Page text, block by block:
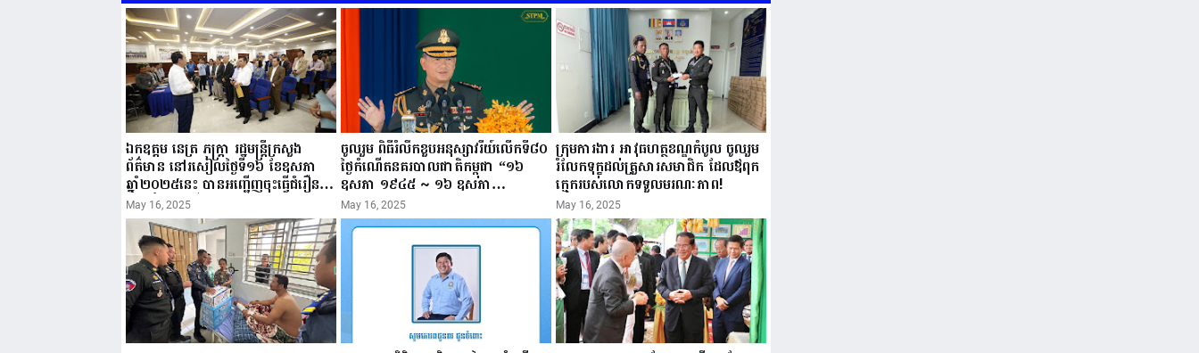
ឯកឧត្តម នេត្រ ភក្ត្រា រដ្ឋមន្ត្រីក្រសួង
ព័ត៌មាន នៅរសៀលថ្ងៃទី១៦ ខែឧសភា
ឆ្នាំ២០២៥នេះ បានអញ្ជើញចុះធ្វើជំរឿន
ថ្នាក់ដឹកនាំមន្ត្រីរាជការស៉ីវិល នៃក្រសួង
ព័ត៌មាន...
May 16, 2025
ចូលរួម ពិធីរំលឹកខួបអនុស្សាវរីយ៍លើកទី៨០
ថ្ងៃកំណើតនគរបាលជាតិកម្ពុជា “១៦
ឧសភា ១៩៤៥ ~ ១៦ ឧសភា
២០២៥”...
May 16, 2025
ក្រុមការងារ អាវុធហត្ថខណ្ឌកំបូល ចូលរួម
រំលែកទុក្ខដល់គ្រួសារសមាជិក ដែលឪពុក
ក្មេករបស់លោកទទួលមរណៈភាព!
May 16, 2025